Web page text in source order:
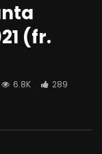
(fr.
6.8K
289